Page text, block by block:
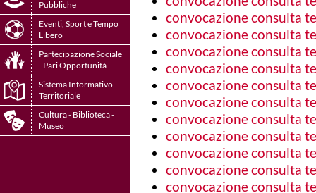
Pubbliche
Eventi, Sport e Tempo
Libero
Partecipazione Sociale
- Pari Opportunità
Sistema Informativo
Territoriale
Cultura - Biblioteca -
Museo
convocazione consulta
convocazione consulta
convocazione consulta
convocazione consulta
convocazione consulta
convocazione consulta
convocazione consulta
convocazione consulta
convocazione consulta
convocazione consulta
convocazione consulta